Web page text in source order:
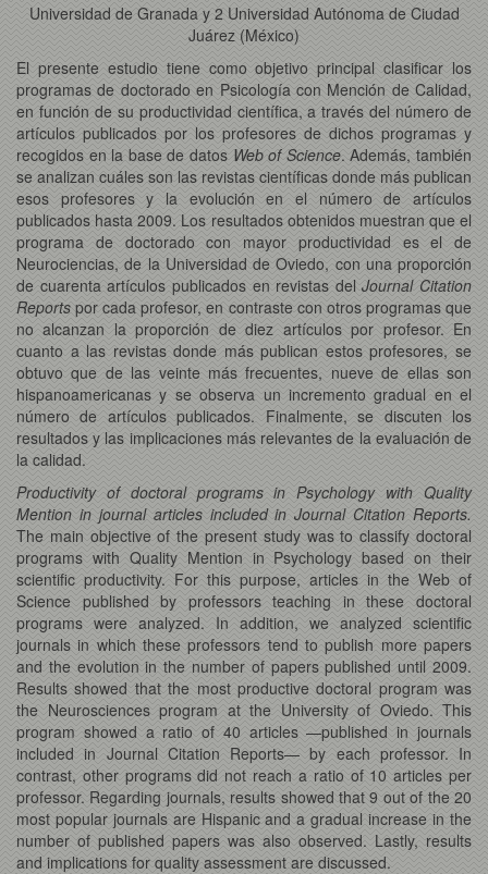
Universidad de Granada y 2 Universidad Autónoma de Ciudad
Juárez (México)
El presente estudio tiene como objetivo principal clasificar los
programas de doctorado en Psicología con Mención de Calidad,
en función de su productividad científica, a través del número de
artículos publicados por los profesores de dichos programas y
recogidos en la base de datos Web of Science. Además, también
se analizan cuáles son las revistas científicas donde más publican
esos profesores y la evolución en el número de artículos
publicados hasta 2009. Los resultados obtenidos muestran que el
programa de doctorado con mayor productividad es el de
Neurociencias, de la Universidad de Oviedo, con una proporción
de cuarenta artículos publicados en revistas delJournal Citation
Reports por cada profesor, en contraste con otros programas que
no alcanzan la proporción de diez artículos por profesor. En
cuanto a las revistas donde más publican estos profesores, se
obtuvo que de las veinte más frecuentes, nueve de ellas son
hispanoamericanas y se observa un incremento gradual en el
número de artículos publicados. Finalmente, se discuten los
resultados y las implicaciones más relevantes de la evaluación de
la calidad.
Productivity of doctoral programs in Psychology with Quality
Mention in journal articles included in Journal Citation Reports.
The main objective of the present study was to classify doctoral
programs with Quality Mention in Psychology based on their
scientific productivity. For this purpose, articles in the Web of
Science published by professors teaching in these doctoral
programs were analyzed. In addition, we analyzed scientific
journals in which these professors tend to publish more papers
and the evolution in the number of papers published until 2009.
Results showed that the most productive doctoral program was
the Neurosciences program at the University of Oviedo. This
program showed a ratio of 40 articles —published in journals
included in Journal Citation Reports— by each professor. In
contrast, other programs did not reach a ratio of 10 articles per
professor. Regarding journals, results showed that 9 out of the 20
most popular journals are Hispanic and a gradual increase in the
number of published papers was also observed. Lastly, results
and implications for quality assessment are discussed.